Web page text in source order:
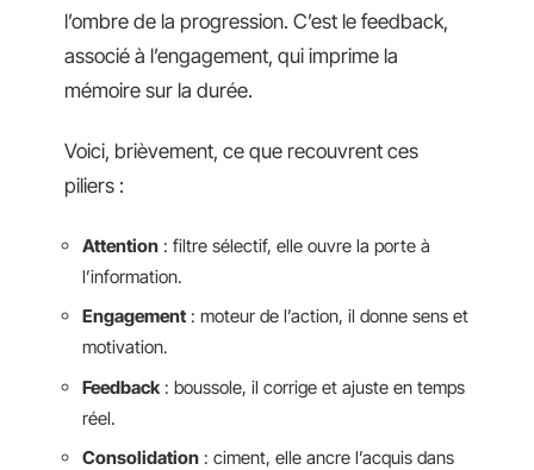
l’ombre de la progression. C’est le feedback,
associé à l’engagement, qui imprime la
mémoire sur la durée.
Voici, brièvement, ce que recouvrent ces
piliers :
Attention : filtre sélectif, elle ouvre la porte à
l’information.
Engagement : moteur de l’action, il donne sens et
motivation.
Feedback : boussole, il corrige et ajuste en temps
réel.
Consolidation : ciment, elle ancre l’acquis dans